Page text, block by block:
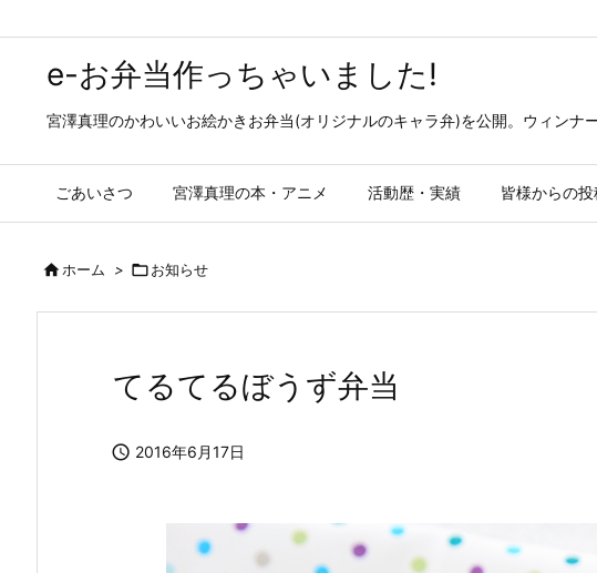
e-お弁当作っちゃいました!
宮澤真理のかわいいお絵かきお弁当(オリジナルのキャラ弁)を公開。ウィン
ごあいさつ 宮澤真理の本・アニメ 活動歴・実績 皆様からの投
ホーム > お知らせ
てるてるぼうず弁当
 2016年6月17日